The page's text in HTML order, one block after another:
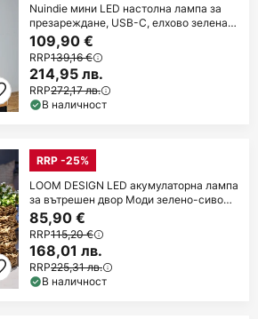
Nuindie мини LED настолна лампа за
презареждане, USB-C, елхово зелена,
с
109,90 €
RRP139,16 €
214,95 лв.
RRP272,17 лв.
В наличност
RRP -25%
LOOM DESIGN LED акумулаторна лампа
за вътрешен двор Моди зелено-сиво
36 cm CCT
85,90 €
RRP115,20 €
168,01 лв.
RRP225,31 лв.
В наличност